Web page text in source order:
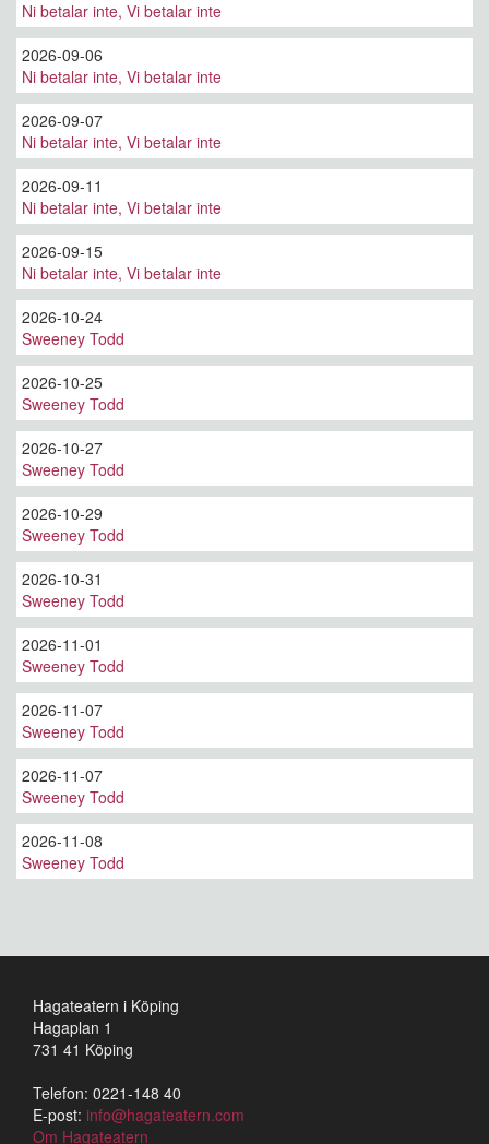
Ni betalar inte, Vi betalar inte
2026-09-06
Ni betalar inte, Vi betalar inte
2026-09-07
Ni betalar inte, Vi betalar inte
2026-09-11
Ni betalar inte, Vi betalar inte
2026-09-15
Ni betalar inte, Vi betalar inte
2026-10-24
Sweeney Todd
2026-10-25
Sweeney Todd
2026-10-27
Sweeney Todd
2026-10-29
Sweeney Todd
2026-10-31
Sweeney Todd
2026-11-01
Sweeney Todd
2026-11-07
Sweeney Todd
2026-11-07
Sweeney Todd
2026-11-08
Sweeney Todd
Hagateatern i Köping
Hagaplan 1
731 41 Köping
Telefon: 0221-148 40
E-post: info@hagateatern.com
Om Hagateatern